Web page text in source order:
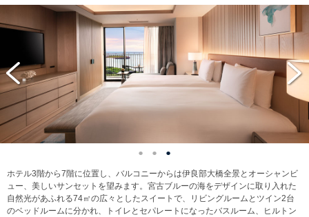
ホテル3階から7階に位置し、バルコニーからは伊良部大橋全景とオーシャンビ
ュー、美しいサンセットを望みます。宮古ブルーの海をデザインに取り入れた
自然光があふれる74㎡の広々としたスイートで、リビングルームとツイン2台
のベッドルームに分かれ、トイレとセパレートになったバスルーム、ヒルトン